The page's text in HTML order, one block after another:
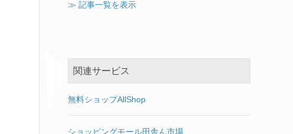
AMD RAIDドライバーの非互換
よびゲームが回転ディスプレイ
the Google <a
示させるページごとに入れるの
ージにフォームを追加すること
り誤クリックで進んでしまわな
うボタンが無いインターフェイ
≫ 記事一覧を表示
関連サービス
無料ショップAllShop
ショッピングモール田舎ん市場